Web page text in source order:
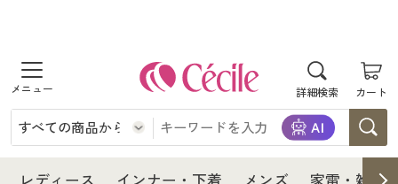
詳細検索 カート
商品を探す
レディース
インナー・下着
レディース インナー・下着 メンズ 家電・雑貨
レディース
レディース通販すべて
レディースファッション
インナー・下着
インナー・下着通販すべて
メンズ